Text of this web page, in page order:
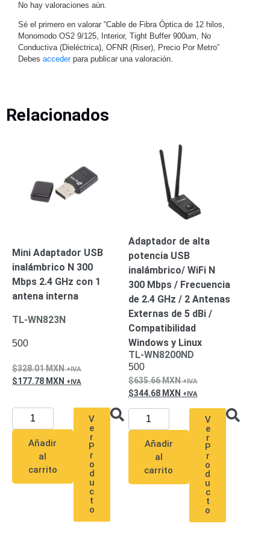
-
Pinhole
Videograbadoras
Analógicas
- TurboHD
TVI / AHD
Industrial
Adaptadores
de
ParedBaterías
Alimentación
con
Respaldo Inyectores
PoEPDUPlantas
de
- No Break
Kits-
Completos
TurboHD
de 4
Canales
TurboHD
Pantallas
No hay valoraciones aún.
Sé el primero en valorar “Cable de Fibra Óptica de 12 hilos,
Monomodo OS2 9/125, Interior, Tight Buffer 900um, No
Conductiva (Dieléctrica), OFNR (Riser), Precio Por Metro”
Debes accederpara publicar una valoración.
Relacionados
Mini Adaptador USB
inalámbrico N 300
Mbps 2.4 GHz con 1
antena interna
TL-WN823N
500
328.01MXN
177.78 MXN
Añadir
al
carrito
V
e
r
P
r
o
d
u
c
t
o
Adaptador de alta
potencia USB
inalámbrico/ WiFi N
300 Mbps / Frecuencia
de 2.4 GHz / 2 Antenas
Externas de 5 dBi /
Compatibilidad
Windows y Linux
TL-WN8200ND
500
635.66MXN
344.68 MXN
Añadir
al
carrito
V
e
r
P
r
o
d
u
c
t
o